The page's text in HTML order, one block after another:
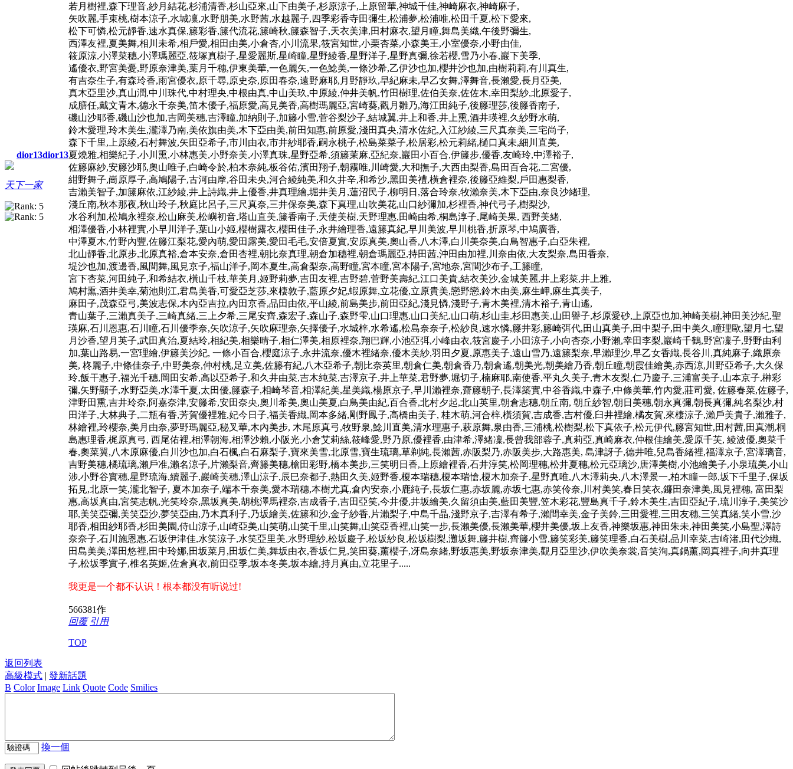
dior13dior13
天下一家
若月樹裡,森下理音,紗月結花,杉浦清香,杉山亞來,山下由美子,杉原涼子,上原留華,神城千佳,神崎麻衣,神崎麻子,
矢吹麗,手束桃,樹本涼子,水城凜,水野朋美,水野茜,水越麗子,四季彩香寺田彌生,松浦夢,松浦唯,松田千夏,松下愛來,
松下可憐,松元靜香,速水真保,籐彩香,籐代流花,籐崎秋,籐森智子,天衣美津,田村麻衣,望月瞳,舞島美織,午後野彌生,
西澤友裡,夏美舞,相川未希,相戶愛,相田由美,小倉杏,小川流果,筱宮知世,小栗杏菜,小森美王,小室優奈,小野由佳,
筱原涼,小澤菜穗,小澤瑪麗亞,筱塚真樹子,星愛麗斯,星崎瞳,星野綾香,星野洋子,星野真彌,徐若櫻,雪乃小春,巖下美季,
遙優衣,野宮美憂,野原奈津美,葉月千穗,伊東美華,一色麗矢,一色鯰美,一條沙希,乙伊沙也加,櫻井沙也加,由樹莉莉,有川真生,
有吉奈生子,有森玲香,雨宮優衣,原千尋,原史奈,原田春奈,遠野麻耶,月野靜玖,早紀麻未,早乙女舞,澤舞音,長瀨愛,長月亞美,
真木亞里沙,真山潤,中川珠代,中村理央,中根由真,中山美玖,中原綾,仲井美帆,竹田樹理,佐伯美奈,佐佐木,幸田梨紗,北原愛子,
成膳任,戴文青木,德永千奈美,笛木優子,福原愛,高見美香,高樹瑪麗亞,宮崎葵,觀月雛乃,海江田純子,後籐理莎,後籐香南子,
磯山沙耶香,磯山沙也加,吉岡美穗,吉澤瞳,加納則子,加籐小雪,菅谷梨沙子,結城翼,井上和香,井上熏,酒井瑛裡,久紗野水萌,
鈴木愛理,玲木美生,瀧澤乃南,美依旗由美,木下亞由美,前田知惠,前原愛,淺田真央,清水佐紀,入江紗綾,三尺真奈美,三宅尚子,
森下千里,上原綾,石村舞波,矢田亞希子,市川由衣,市井紗耶香,嗣永桃子,松島菜菜子,松居彩,松元莉緒,樋口真未,細川直美,
夏燒雅,相樂紀子,小川熏,小林惠美,小野奈美,小澤真珠,星野亞希,須籐茉麻,亞紀奈,巖田小百合,伊籐步,優香,友崎玲,中澤裕子,
佐籐麻紗,安籐沙耶,奧山唯子,白崎令於,柏木奈純,板谷佑,濱田翔子,朝霧唯,川崎愛,大和撫子,大西由梨香,島田百合花,二宮優,
紺野舞子,崗原厚子,高鳩陽子,古河由摩,谷田未央,河合綾純美,和久井辛,和希沙,黑田美禮,橫倉裡奈,後籐亞維梨,戶田惠梨香,
吉瀨美智子,加籐麻依,江紗綾,井上詩織,井上優香,井真理繪,堀井美月,蓮沼民子,柳明日,落合玲奈,牧瀨奈美,木下亞由,奈良沙緒理,
淺丘南,秋本那夜,秋山玲子,秋庭比呂子,三尺真奈,三井保奈美,森下真理,山吹美花,山口紗彌加,杉裡香,神代弓子,樹梨沙,
水谷利加,松鳩永裡奈,松山麻美,松嶼初音,塔山直美,籐香南子,天使美樹,天野理惠,田崎由希,桐島淳子,尾崎美果, 西野美緒,
相澤優香,小林裡實,小早川洋子,葉山小姬,櫻樹露衣,櫻田佳子,永井繪理香,遠籐真紀,早川美波,早川桃香,折原琴,中鳩廣香,
中澤夏木,竹野內豐,佐籐江梨花,愛內萌,愛田露美,愛田毛毛,安倍夏實,安原真美,奧山香,八木澤,白川美奈美,白鳥智惠子,白亞朱裡,
北山靜香,北原步,北原真裕,倉本安奈,倉田杏裡,朝比奈真理,朝倉加穗裡,朝倉瑪麗亞,持田茜,沖田由加裡,川奈由依,大友梨奈,島田香奈,
堤沙也加,渡邊香,風間舞,風見京子,福山洋子,岡本夏生,高倉梨奈,高野瞳,宮本瞳,宮本陽子,宮地奈,宮間沙布子,工籐瞳,
宮下杏菜,河田純子,和希結衣,橫山千枝,華美月,姬野莉夢,吉田友裡,吉野碧,菅野美壽紀,江口美貴,結衣美沙,金城美麗,井上彩菜,井上雅,
鳩村熏,酒井美幸,菊池則江,君島美香,可愛亞芝莎,來棲敦子,藍原夕妃,蝦原舞,立花優,立原貴美,戀野戀,鈴木由美,麻生岬,麻生真美子,
麻田子,茂森亞弓,美波志保,木內亞吉拉,內田京香,品田由依,平山綾,前島美步,前田亞紀,淺見憐,淺野子,青木美裡,清木裕子,青山遙,
青山葉子,三瀨真美子,三崎真緒,三上夕希,三尾安齊,森宏子,森山子,森野雫,山口理惠,山口美紀,山口萌,杉山圭,杉田惠美,山田譽子,杉原愛砂,上原亞也加,神崎美樹,神田美沙紀,聖
瑛麻,石川恩惠,石川瞳,石川優季奈,矢吹涼子,矢吹麻理奈,矢擇優子,水城梓,水希遙,松島奈奈子,松紗良,速水憐,籐井彩,籐崎弭代,田山真美子,田中梨子,田中美久,瞳理歐,望月七,望
月沙香,望月英子,武田真治,夏結玲,相紀美,相樂晴子,相仁澤美,相原裡奈,翔巴輝,小池亞弭,小峰由衣,筱宮慶子,小田涼子,小向杏奈,小野瀨,幸田李梨,巖崎千鶴,野宮凜子,野野由利
加,葉山路易,一宮理繪,伊籐美沙紀, 一條小百合,櫻庭涼子,永井流奈,優木裡緒奈,優木美紗,羽田夕夏,原惠美子,遠山雪乃,遠籐梨奈,早瀨理沙,早乙女香織,長谷川,真純麻子,織原奈
美, 柊麗子,中條佳奈子,中野美奈,仲村桃,足立美,佐籐有紀,八木亞希子,朝比奈英里,朝倉仁美,朝倉香乃,朝倉遙,朝美光,朝美繪乃香,朝丘瞳,朝霞佳繪美,赤西涼,川野亞希子,大久保
玲,飯干惠子,福光千穗,岡田安希,高以亞希子,和久井由菜,吉木純菜,吉澤京子,井上華菜,君野夢,堀切子,楠麻耶,南使香,平丸久美子,青木友梨,仁乃慶子,三浦富美子,山本京子,榊彩
彌,矢野顯子,水野亞美,水澤千夏,太田優,籐森子,相崎琴音,相澤紀美,星美織,楊原京子,早川瀨裡奈,齋籐朝子,長澤築實,中谷香織,中森子,中條美華,竹內愛,莊司愛, 佐籐春菜,佐籐子,
津野田熏,吉井玲奈,阿嘉奈津,安籐希,安田奈央,奧川希美,奧山美夏,白鳥美由紀,百合香,北村夕起,北山英里,朝倉志穗,朝丘南, 朝丘紗智,朝日美穗,朝永真彌,朝長真彌,純名梨沙,村
田洋子,大林典子,二瓶有香,芳賀優裡雅,妃今日子,福美香織,岡本多緒,剛野鳳子,高橋由美子, 桂木萌,河合梓,橫須賀,吉成香,吉村優,臼井裡繪,橘友賀,來棲涼子,瀨戶美貴子,瀨雅子,
林繪裡,玲櫻奈,美月由奈,夢野瑪麗亞,秘叉華,木內美步, 木尾原真弓,牧野泉,鯰川直美,清水理惠子,萩原舞,泉由香,三浦桃,松樹梨,松下真依子,松元伊代,籐宮知世,田村茜,田真潮,桐
島惠理香,梶原真弓, 西尾佑裡,相澤朝海,相澤沙賴,小阪光,小倉艾莉絲,筱峰愛,野乃原,優裡香,由津希,澤緒凜,長曾我部蓉子,真莉亞,真崎麻衣,仲根佳繪美,愛原千芙, 綾波優,奧菜千
春,奧菜翼,八木原麻優,白川沙也加,白石楓,白石麻梨子,寶來美雪,北原雪,寶生琉璃,草剃純,長瀨茜,赤阪梨乃,赤阪美步,大路惠美, 島津訝子,德井唯,兒島香緒裡,福澤京子,宮澤璃音,
吉野美穗,橘琉璃,瀨戶准,瀨名涼子,片瀨梨音,齊籐美穗,槍田彩野,橋本美步,三笑明日香,上原繪裡香,石井淳笑,松岡理穗,松井夏穗,松元亞璃沙,唐澤美樹,小池繪美子,小泉琉美,小山
涉,小野谷實穗,星野琉海,續麗子,巖崎美穗,澤山涼子,辰巳奈都子,熱田久美,姬野香,榎本瑞穗,榎本瑞愴,榎木加奈子,星野真唯,八木澤莉央,八木澤景一,柏木瞳一郎,坂下千里子,保坂
拓見,北原一笑,瀧北智子, 夏本加奈子,端本千奈美,愛本瑞穗,本樹尤真,倉內安奈,小鹿純子,長坂仁惠,赤坂麗,赤坂七惠,赤笑伶奈,川村美笑,春日笑衣,鐮田奈津美,風見裡穗, 富田梨
惠,高坂真由,宮笑志帆,光笑玲奈,黑坂真美,胡桃澤馬裡奈,吉成香子,吉田亞笑,今井優,井坂繪美,久留須由美,藍田美豐,笠木彩花,豐島真千子,鈴木美生,吉田亞紀子,琉川淳子,美笑沙
耶,美笑亞彌,美笑亞沙,夢笑亞由,乃木真利子,乃坂繪美,佐籐和沙,金子紗香,片瀨梨子,中島千晶,淺野京子,吉澤有希子,瀨間幸美,金子美鈴,三田愛裡,三田友穗,三笑真緒,笑小雪,沙
耶香,相田紗耶香,杉田美園,侍山涼子,山崎亞美,山笑萌,山笑千里,山笑舞,山笑亞香裡,山笑一步,長瀨美優,長瀨美華,櫻井美優,坂上友香,神樂坂惠,神田朱未,神田美笑,小島聖,澤詩
奈奈子,石川施恩惠,石坂伊津佳,水笑涼子,水笑亞里美,水野理紗,松坂慶子,松坂紗良,松坂樹梨,灘坂舞,籐井樹,齊籐小雪,籐笑彩美,籐笑理香,白石美樹,品川幸菜,吉崎渚,田代沙織,
田島美美,澤田悠裡,田中玲娜,田坂菜月,田坂仁美,舞坂由衣,香坂仁見,笑田葵,薰櫻子,冴島奈緒,野坂惠美,野坂奈津美,觀月亞里沙,伊吹美奈裳,音笑洵,真鍋薰,岡真裡子,向井真理
子,松坂季實子,椎名英姬,佐倉真衣,前田亞季,坂本冬美,坂本繪,持月真由,立花里子.....
我更是一个都不认识！根本都没有听说过!
566381作
回覆 引用
TOP
返回列表
高級模式 | 發新話題
B Color Image Link Quote Code Smilies
換一個